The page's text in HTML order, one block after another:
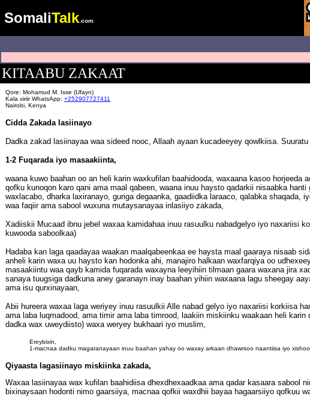
SomaliTalk .com
KITAABU ZAKAAT
Qore: Mohamud M. Isse (Ufayn)
Kala xiriir WhatsApp: +252907727411
Nairobi, Kenya
Cidda Zakada lasiinayo
Dadka zakad lasiinayaa waa sideed nooc, Allaah ayaan kucadeeyey qowlkiisa.
1-2 Fuqarada iyo masaakiinta,
waana kuwo baahan oo an heli karin waxkufilan baahidooda, waxaana kasoo
qofku kunoqon karo qani ama maal qabeen, waana inuu haysto qadarkii nisaabka
waxlacabo, dharka laxiranayo, guriga degaanka, gaadiidka laraaco, qalabka
waa faqiir ama sabool wuxuna mutaysanayaa inlasiiyo zakada,
Xadiiskii Mucaad ibnu jebel waxaa kamidahaa inuu rasuulku nabadgelyo iyo naxariisi
kuwooda saboolkaa)
Hadaba kan laga qaadayaa waakan maalqabeenkaa ee haysta maal gaaraya nisaab
anheli karin waxa uu haysto kan hodonka ahi, manajiro halkaan waxfarqiya oo
masaakiintu waa qayb kamida fuqarada waxayna leeyihiin tilmaan gaara waxana jira
sanaya tuugsiga dadkuna aney garanayn inay baahan yihiin waxaana lagu sheegay
ama isu qurxinayaan,
Abii hureera waxaa laga weriyey inuu rasuulkii Alle nabad gelyo iyo naxariisi korkiisa
ama laba luqmadood, ama timir ama laba timrood, laakiin miskiinku waakaan heli karin
dadka wax uweydiisto) waxa weryey bukhaari iyo muslim,
Ereybixin,
1-macnaa dadku magaranayaan inuu baahan yahay oo waxay arkaan dhawrsoo naantiisa iyo
Qiyaasta lagasiinayo miskiinka zakada,
Waxaa lasiinayaa wax kufilan baahidiisa dhexdhexaadkaa ama qadar kasaara sabool
bixinaysaan hodonti nimo gaarsiiya, macnaa qofkii waxdhii bayaa hagaarsiiyo qofkuu